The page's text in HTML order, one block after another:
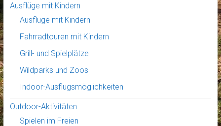
Ausflüge mit Kindern
Ausflüge mit Kindern
Fahrradtouren mit Kindern
Grill- und Spielplätze
Wildparks und Zoos
Indoor-Ausflugsmöglichkeiten
Outdoor-Aktivitäten
Spielen im Freien